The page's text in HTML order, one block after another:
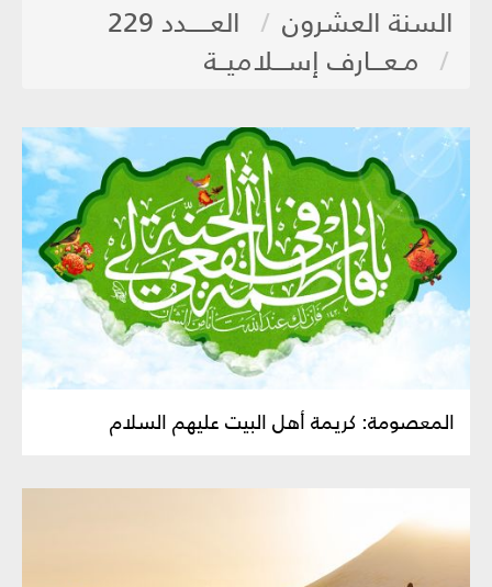
السنة العشرون
العـــــدد 229
مـعـــارف إســـلاميــة
المعصومة: كريمة أهل البيت عليهم السلام